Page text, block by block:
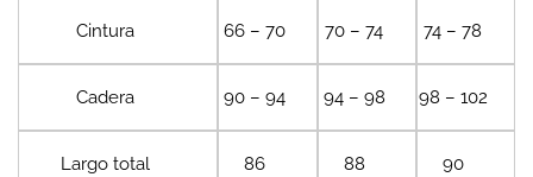
Cintura 66 – 70 70 – 74 74 – 78
Cadera 90 – 94 94 – 98 98 – 102
Largo total 86 88 90